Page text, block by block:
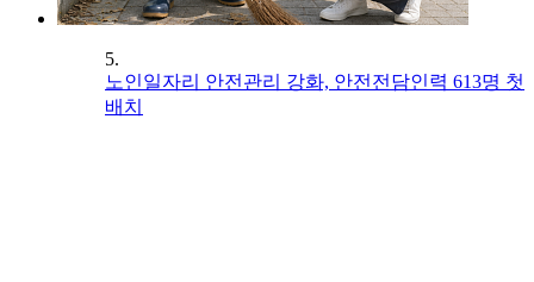
5.
노인일자리 안전관리 강화, 안전전담인력 613명 첫
배치